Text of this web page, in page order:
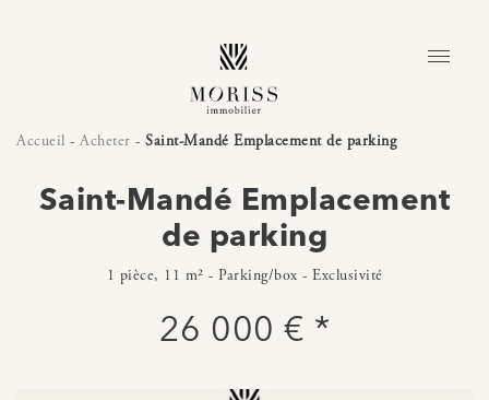
Accueil - Acheter - Saint-Mandé Emplacement de parking
Saint-Mandé Emplacement
de parking
1 pièce, 11 m² - Parking/box - Exclusivité
26 000 € *